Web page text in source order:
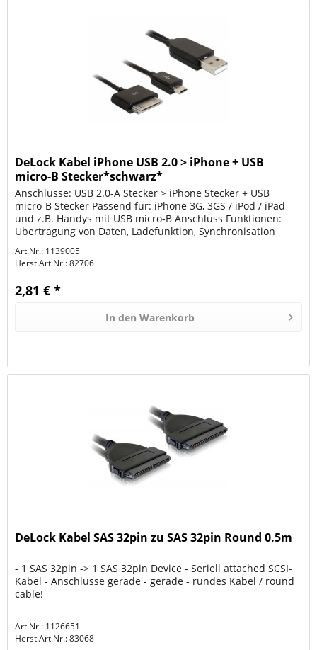
DeLock Kabel iPhone USB 2.0 > iPhone + USB
micro-B Stecker*schwarz*
Anschlüsse: USB 2.0-A Stecker > iPhone Stecker + USB
micro-B Stecker Passend für: iPhone 3G, 3GS / iPod / iPad
und z.B. Handys mit USB micro-B Anschluss Funktionen:
Übertragung von Daten, Ladefunktion, Synchronisation
Art.Nr.: 1139005
Herst.Art.Nr.:82706
2,81 € *
In den Warenkorb
DeLock Kabel SAS 32pin zu SAS 32pin Round 0.5m
- 1 SAS 32pin -> 1 SAS 32pin Device - Seriell attached SCSI-
Kabel - Anschlüsse gerade - gerade - rundes Kabel / round
cable!
Art.Nr.: 1126651
Herst.Art.Nr.:83068